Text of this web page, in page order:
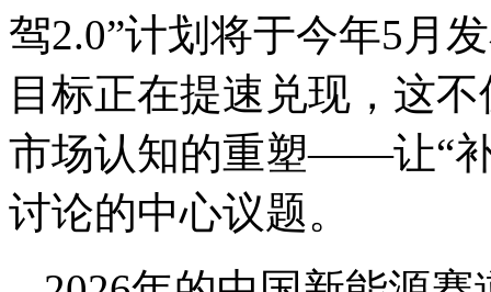
驾2.0”计划将于今年5月
目标正在提速兑现，这
市场认知的重塑——让“
讨论的中心议题。